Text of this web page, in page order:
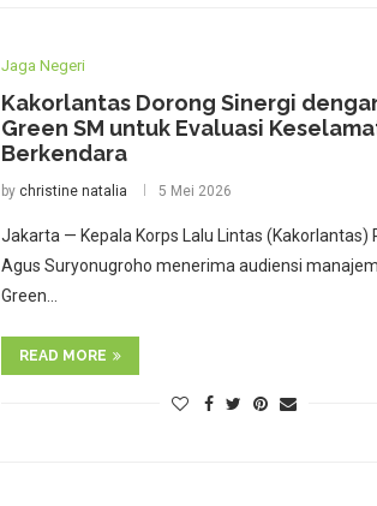
Jaga Negeri
Kakorlantas Dorong Sinergi
Green SM untuk Evaluasi
Berkendara
by christine natalia 5 Mei 2026
Jakarta — Kepala Korps Lalu Lintas (Kakorlantas)
Agus Suryonugroho menerima audiensi
Green…
READ MORE